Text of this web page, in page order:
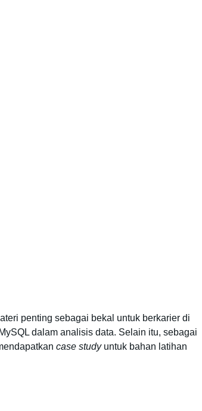
penting sebagai bekal untuk berkarier di
dalam analisis data. Selain itu, sebagai
case study